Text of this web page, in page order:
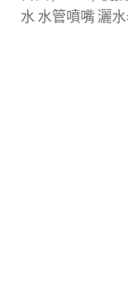
我的帳戶
水 水管噴嘴 灑